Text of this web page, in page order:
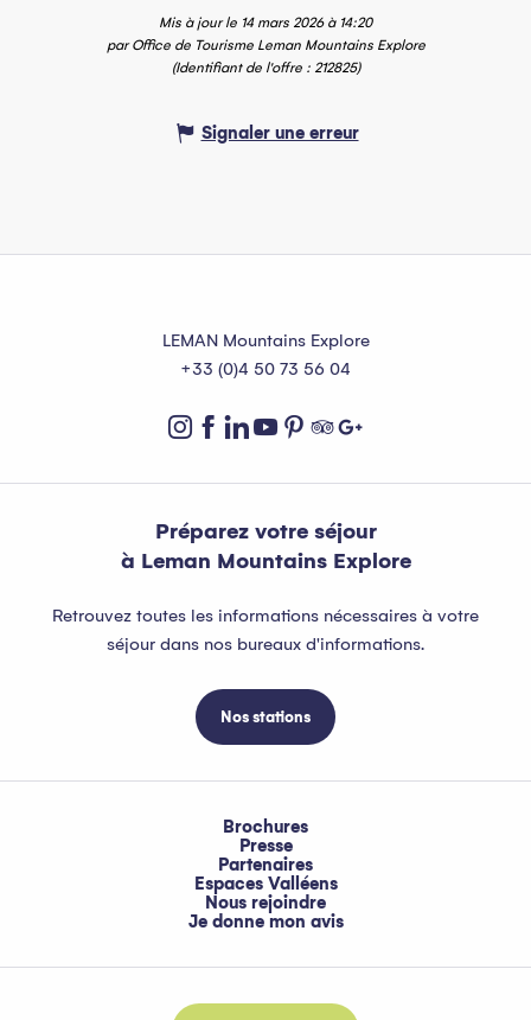
Mis à jour le 14 mars 2026 à 14:20
par Office de Tourisme Leman Mountains Explore
(Identifiant de l'offre : 212825)
Signaler une erreur
LEMAN Mountains Explore
+33 (0)4 50 73 56 04
Préparez votre séjour
à Leman Mountains Explore
Retrouvez toutes les informations nécessaires à votre
séjour dans nos bureaux d'informations.
Nos stations
Brochures
Presse
Partenaires
Espaces Valléens
Nous rejoindre
Je donne mon avis